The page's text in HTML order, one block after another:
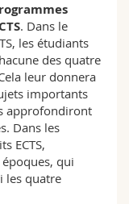
management
. Dans le
les étudiants
des quatre
leur donnera
importants
approfondiront
Dans les
ECTS,
qui
les quatre